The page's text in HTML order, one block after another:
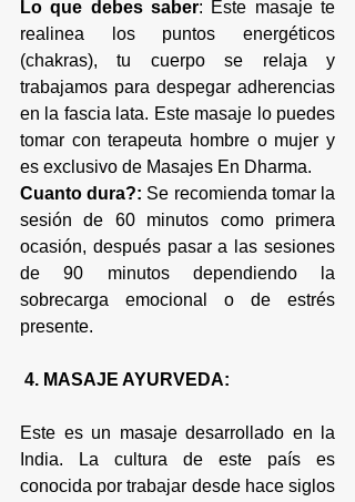
Lo que debes saber: Este masaje te
realinea los puntos energéticos
(chakras), tu cuerpo se relaja y
trabajamos para despegar adherencias
en la fascia lata. Este masaje lo puedes
tomar con terapeuta hombre o mujer y
es exclusivo de Masajes En Dharma.
Cuanto dura?: Se recomienda tomar la
sesión de 60 minutos como primera
ocasión, después pasar a las sesiones
de 90 minutos dependiendo la
sobrecarga emocional o de estrés
presente.
4. MASAJE AYURVEDA:
Este es un masaje desarrollado en la
India. La cultura de este país es
conocida por trabajar desde hace siglos